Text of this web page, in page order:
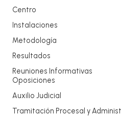
Centro
Instalaciones
Metodología
Resultados
Reuniones Informativas
Oposiciones
Auxilio Judicial
Tramitación Procesal y